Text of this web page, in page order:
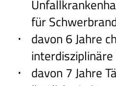
für
davon 6 Jahre
davon 7 Jahre